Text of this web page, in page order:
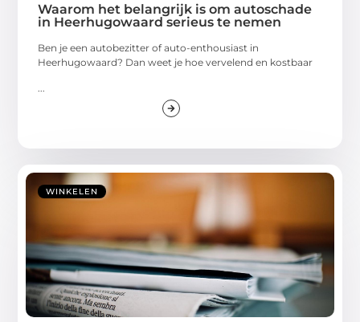
Waarom het belangrijk is om autoschade
in Heerhugowaard serieus te nemen
Ben je een autobezitter of auto-enthousiast in
Heerhugowaard? Dan weet je hoe vervelend en kostbaar
...
WINKELEN